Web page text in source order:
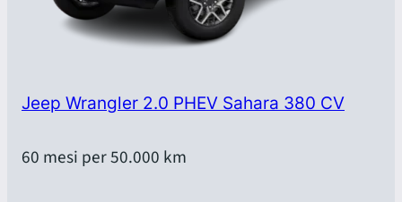
Jeep Wrangler 2.0 PHEV Sahara 380 CV
60 mesi per 50.000 km